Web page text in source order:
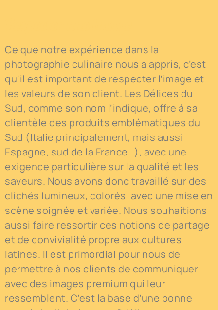
Ce que notre expérience dans la
photographie culinaire nous a appris, c’est
qu’il est important de respecter l’image et
les valeurs de son client. Les Délices du
Sud, comme son nom l’indique, offre à sa
clientèle des produits emblématiques du
Sud (Italie principalement, mais aussi
Espagne, sud de la France…), avec une
exigence particulière sur la qualité et les
saveurs. Nous avons donc travaillé sur des
clichés lumineux, colorés, avec une mise en
scène soignée et variée. Nous souhaitions
aussi faire ressortir ces notions de partage
et de convivialité propre aux cultures
latines. Il est primordial pour nous de
permettre à nos clients de communiquer
avec des images premium qui leur
ressemblent. C’est la base d’une bonne